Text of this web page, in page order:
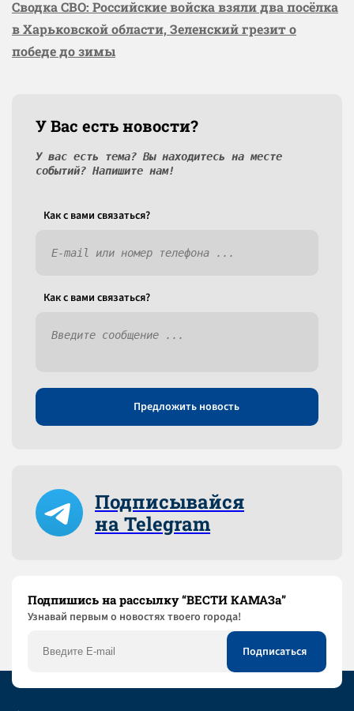
Сводка СВО: Российские войска взяли два посёлка
в Харьковской области, Зеленский грезит о
победе до зимы
У Вас есть новости?
У вас есть тема? Вы находитесь на месте
событий? Напишите нам!
Как c вами связаться?
Как c вами связаться?
Предложить новость
Подписывайся
на Telegram
Подпишись на рассылку “ВЕСТИ КАМАЗа”
Узнaвай первым о новостях твоего города!